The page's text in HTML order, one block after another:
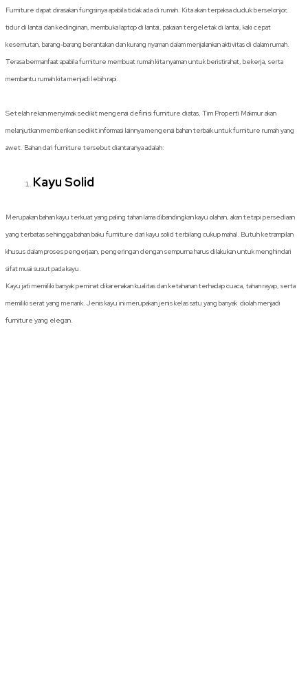
Furniture dapat dirasakan fungsinya apabila tidak ada di rumah. Kita akan terpaksa duduk berselonjor,
tidur di lantai dan kedinginan, membuka laptop di lantai, pakaian tergeletak di lantai, kaki cepat
kesemutan, barang-barang berantakan dan kurang nyaman dalam menjalankan aktivitas di dalam rumah.
Terasa bermanfaat apabila furniture membuat rumah kita nyaman untuk beristirahat, bekerja, serta
membantu rumah kita menjadi lebih rapi.
Setelah rekan menyimak sedikit mengenai definisi furniture diatas, Tim Properti Makmur akan
melanjutkan memberikan sedikit informasi lainnya mengenai bahan terbaik untuk furniture rumah yang
awet. Bahan dari furniture tersebut diantaranya adalah:
Kayu Solid
Merupakan bahan kayu terkuat yang paling tahan lama dibandingkan kayu olahan, akan tetapi persediaan
yang terbatas sehingga bahan baku furniture dari kayu solid terbilang cukup mahal. Butuh ketrampilan
khusus dalam proses pengerjaan, pengeringan dengan sempurna harus dilakukan untuk menghindari
sifat muai susut pada kayu.
Kayu jati memiliki banyak peminat dikarenakan kualitas dan ketahanan terhadap cuaca, tahan rayap, serta
memiliki serat yang menarik. Jenis kayu ini merupakan jenis kelas satu yang banyak diolah menjadi
furniture yang elegan.